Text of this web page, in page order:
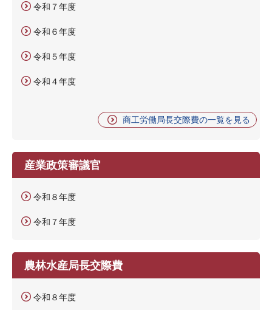
令和７年度
令和６年度
令和５年度
令和４年度
商工労働局長交際費の一覧を見る
産業政策審議官
令和８年度
令和７年度
農林水産局長交際費
令和８年度